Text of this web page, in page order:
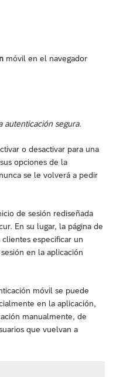
móvil en el navegador
autenticación segura.
o desactivar para una
opciones de la
se le volverá a pedir
de sesión rediseñada
En su lugar, la página de
especificar un
en la aplicación
móvil se puede
en la aplicación,
manualmente, de
que vuelvan a